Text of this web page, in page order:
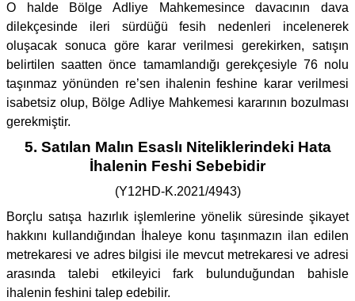
O halde Bölge Adliye Mahkemesince davacının dava
dilekçesinde ileri sürdüğü fesih nedenleri incelenerek
oluşacak sonuca göre karar verilmesi gerekirken, satışın
belirtilen saatten önce tamamlandığı gerekçesiyle 76 nolu
taşınmaz yönünden re’sen ihalenin feshine karar verilmesi
isabetsiz olup, Bölge Adliye Mahkemesi kararının bozulması
gerekmiştir.
5. Satılan Malın Esaslı Niteliklerindeki Hata
İhalenin Feshi Sebebidir
(Y12HD-K.2021/4943)
Borçlu satışa hazırlık işlemlerine yönelik süresinde şikayet
hakkını kullandığından İhaleye konu taşınmazın ilan edilen
metrekaresi ve adres bilgisi ile mevcut metrekaresi ve adresi
arasında talebi etkileyici fark bulunduğundan bahisle
ihalenin feshini talep edebilir.